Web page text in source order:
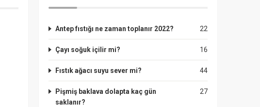
22
Antep fıstığı ne zaman toplanır 2022?
16
Çayı soğuk içilir mi?
44
Fıstık ağacı suyu sever mi?
27
Pişmiş baklava dolapta kaç gün
saklanır?